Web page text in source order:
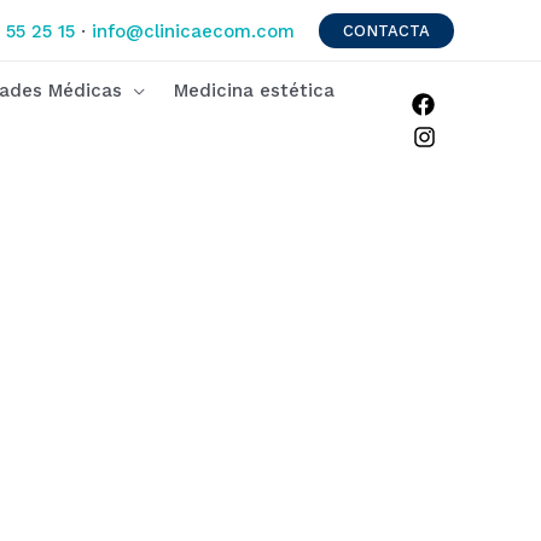
25 15 · info@clinicaecom.com CONTACTA
Médicas Medicina estética